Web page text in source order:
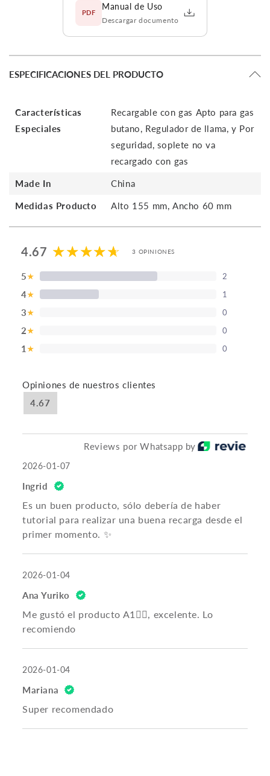
PDF
Manual de Uso
Descargar documento
ESPECIFICACIONES DEL PRODUCTO
Características
Especiales
Recargable con gas Apto para gas
butano, Regulador de llama, y Por
seguridad, soplete no va
recargado con gas
Made In China
Medidas Producto Alto 155 mm, Ancho 60 mm
4.67 3 OPINIONES
5★ 2
4★ 1
3★ 0
2★ 0
1 ★ 0
Opiniones de nuestros clientes
4.67
Reviews por Whatsapp by
2026-01-07
Ingrid
Es un buen producto, sólo debería de haber
tutorial para realizar una buena recarga desde el
primer momento. ✨
2026-01-04
Ana Yuriko
Me gustó el producto A1👌🏻, excelente. Lo
recomiendo
2026-01-04
Mariana
Super recomendado